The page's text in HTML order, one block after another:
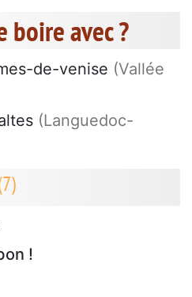
boire avec ?
de-venise (Vallée
(Languedoc-
!